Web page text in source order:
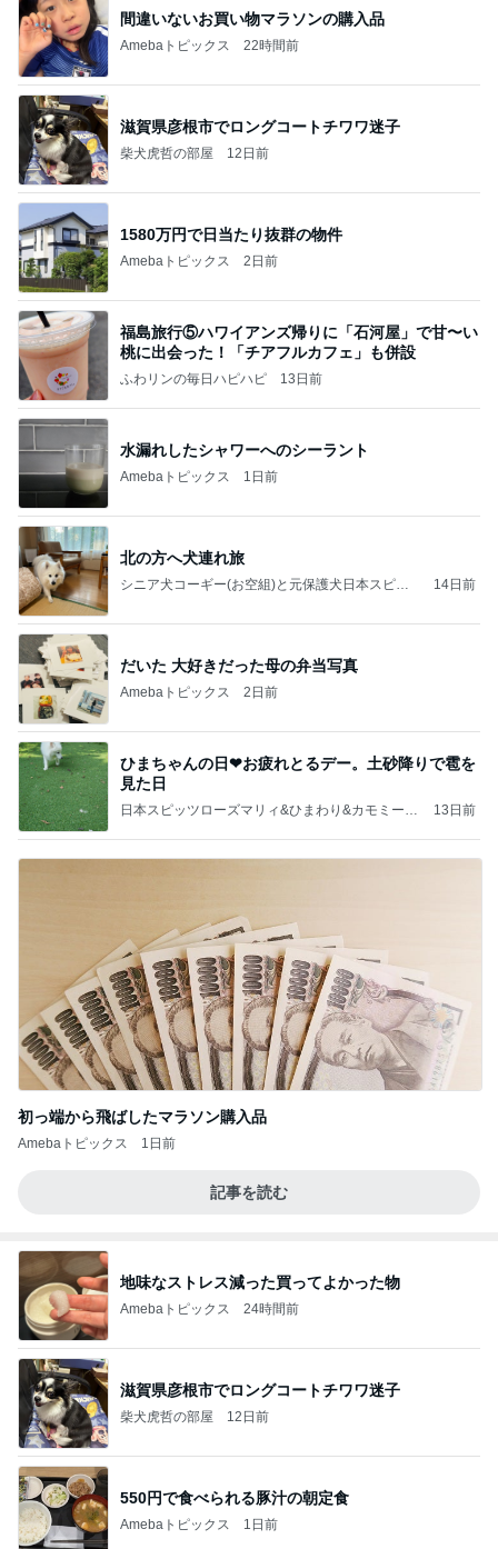
間違いないお買い物マラソンの購入品
Amebaトピックス 22時間前
滋賀県彦根市でロングコートチワワ迷子
柴犬虎哲の部屋 12日前
1580万円で日当たり抜群の物件
Amebaトピックス 2日前
福島旅行⑤ハワイアンズ帰りに「石河屋」で甘〜い
桃に出会った！「チアフルカフェ」も併設
ふわリンの毎日ハピハピ 13日前
水漏れしたシャワーへのシーラント
Amebaトピックス 1日前
北の方へ犬連れ旅
シニア犬コーギー(お空組)と元保護犬日本スピッ
14日前
だいた 大好きだった母の弁当写真
Amebaトピックス 2日前
ひまちゃんの日❤お疲れとるデー。土砂降りで雹を
見た日
日本スピッツローズマリィ&ひまわり&カモミール
13日前
初っ端から飛ばしたマラソン購入品
Amebaトピックス 1日前
記事を読む
地味なストレス減った買ってよかった物
Amebaトピックス 24時間前
滋賀県彦根市でロングコートチワワ迷子
柴犬虎哲の部屋 12日前
550円で食べられる豚汁の朝定食
Amebaトピックス 1日前